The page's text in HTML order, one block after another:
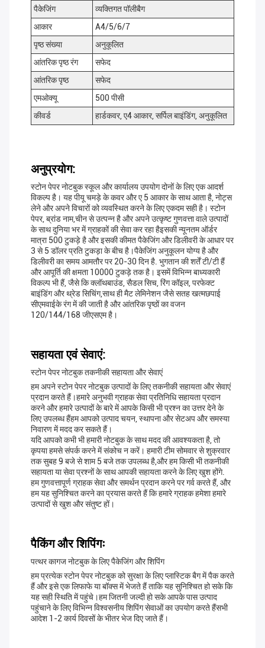
पैकेजिंग
व्यक्तिगत पॉलीबैग
आकार
A4/5/6/7
पृष्ठ संख्या
अनुकूलित
आंतरिक पृष्ठ रंग
सफेद
आंतरिक पृष्ठ
सफेद
एमओक्यू
500 पीसी
कीवर्ड
हार्डकवर, ए4 आकार, सर्पिल बाइंडिंग, अनुकूलित
अनुप्रयोग:
स्टोन पेपर नोटबुक स्कूल और कार्यालय उपयोग दोनों के लिए एक आदर्श
विकल्प है। यह पीयू चमड़े के कवर और ए 5 आकार के साथ आता है, नोट्स
लेने और अपने विचारों को व्यवस्थित करने के लिए एकदम सही है। स्टोन
पेपर, ब्रांड नाम,चीन से उत्पन्न है और अपने उत्कृष्ट गुणवत्ता वाले उत्पादों
के साथ दुनिया भर में ग्राहकों की सेवा कर रहा हैइसकी न्यूनतम ऑर्डर
मात्रा 500 टुकड़े है और इसकी कीमत पैकेजिंग और डिलीवरी के आधार पर
3 से 5 डॉलर प्रति टुकड़ा के बीच है।पैकेजिंग अनुकूलन योग्य है और
डिलीवरी का समय आमतौर पर 20-30 दिन है. भुगतान की शर्तें टी/टी हैं
और आपूर्ति की क्षमता 10000 टुकड़े तक है। इसमें विभिन्न बाध्यकारी
विकल्प भी हैं, जैसे कि क्लॉथबाउंड, सैडल सिच, रिंग कॉइल, परफेक्ट
बाइंडिंग और थ्रेड सिचिंग,साथ ही मैट लेमिनेशन जैसे सतह खत्मछपाई
सीएमवाईके रंग में की जाती है और आंतरिक पृष्ठों का वजन
120/144/168 जीएसएम है।
सहायता एवं सेवाएं:
स्टोन पेपर नोटबुक तकनीकी सहायता और सेवाएं
हम अपने स्टोन पेपर नोटबुक उत्पादों के लिए तकनीकी सहायता और सेवाएं
प्रदान करते हैं।हमारे अनुभवी ग्राहक सेवा प्रतिनिधि सहायता प्रदान
करने और हमारे उत्पादों के बारे में आपके किसी भी प्रश्न का उत्तर देने के
लिए उपलब्ध हैंहम आपको उत्पाद चयन, स्थापना और सेटअप और समस्या
निवारण में मदद कर सकते हैं।
यदि आपको कभी भी हमारी नोटबुक के साथ मदद की आवश्यकता है, तो
कृपया हमसे संपर्क करने में संकोच न करें। हमारी टीम सोमवार से शुक्रवार
तक सुबह 9 बजे से शाम 5 बजे तक उपलब्ध है,और हम किसी भी तकनीकी
सहायता या सेवा प्रश्नों के साथ आपकी सहायता करने के लिए खुश होंगे.
हम गुणवत्तापूर्ण ग्राहक सेवा और समर्थन प्रदान करने पर गर्व करते हैं, और
हम यह सुनिश्चित करने का प्रयास करते हैं कि हमारे ग्राहक हमेशा हमारे
उत्पादों से खुश और संतुष्ट हों।
पैकिंग और शिपिंगः
पत्थर कागज नोटबुक के लिए पैकेजिंग और शिपिंग
हम प्रत्येक स्टोन पेपर नोटबुक को सुरक्षा के लिए प्लास्टिक बैग में पैक करते
हैं और इसे एक लिफाफे या बॉक्स में भेजते हैं ताकि यह सुनिश्चित हो सके कि
यह सही स्थिति में पहुंचे।हम जितनी जल्दी हो सके आपके पास उत्पाद
पहुंचाने के लिए विभिन्न विश्वसनीय शिपिंग सेवाओं का उपयोग करते हैंसभी
आदेश 1-2 कार्य दिवसों के भीतर भेज दिए जाते हैं।